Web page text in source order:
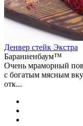
Денвер стейк Экстра
Бараниенбаум™
Очень мраморный
с богатым мясным
отк...